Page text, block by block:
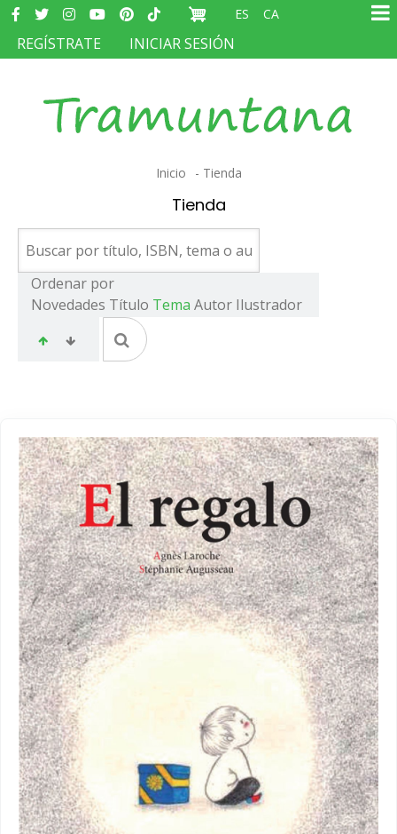
Pasar
contenido
Redes
sociales
ES CA
MENÚ
DEL
D'USUARI
REGÍSTRATE INICIAR SESIÓN
Sobrescribir
de
ayuda
a
la
navegación
Inicio Tienda
Tienda
Ordenar por
Novedades Título Tema Autor Ilustrador